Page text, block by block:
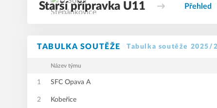
Starší přípravka U11 Přehled
TABULKA SOUTĚŽE Tabulka soutěže 2025/
Název týmu
1 SFC Opava A
2 Kobeřice